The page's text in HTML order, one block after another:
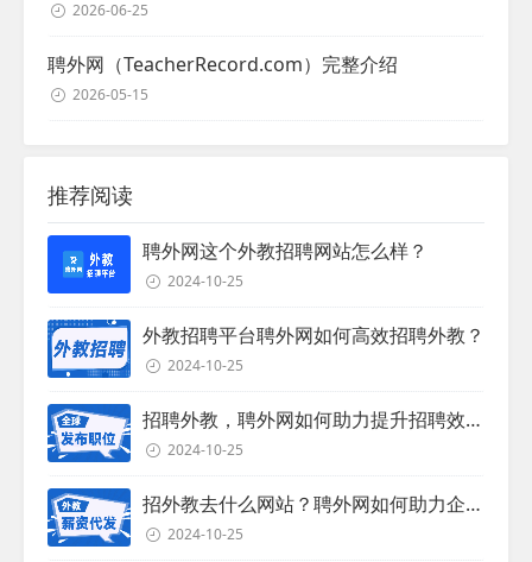
2026-06-25
聘外网（TeacherRecord.com）完整介绍
2026-05-15
推荐阅读
聘外网这个外教招聘网站怎么样？
2024-10-25
外教招聘平台聘外网如何高效招聘外教？
2024-10-25
招聘外教，聘外网如何助力提升招聘效率？
2024-10-25
招外教去什么网站？聘外网如何助力企业外教招聘
2024-10-25